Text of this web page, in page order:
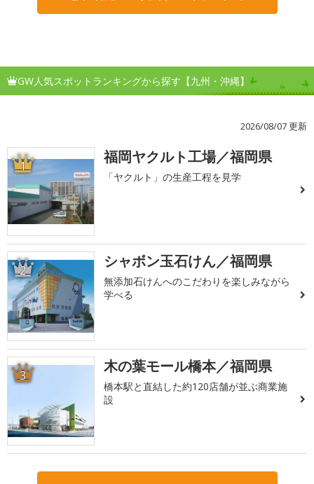
GW人気スポットランキングから探す【九州・沖縄】
2026/08/07 更新
1 福岡ヤクルト工場／福岡県
「ヤクルト」の生産工程を見学
2 シャボン玉石けん／福岡県
無添加石けんへのこだわりを楽しみながら
学べる
3 木の葉モール橋本／福岡県
橋本駅と直結した約120店舗が並ぶ商業施
設